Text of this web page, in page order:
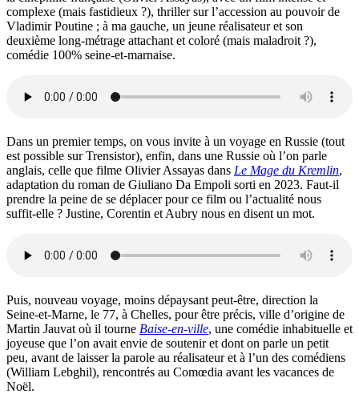
complexe (mais fastidieux ?), thriller sur l’accession au pouvoir de
Vladimir Poutine ; à ma gauche, un jeune réalisateur et son
deuxième long-métrage attachant et coloré (mais maladroit ?),
comédie 100% seine-et-marnaise.
Dans un premier temps, on vous invite à un voyage en Russie (tout
est possible sur Trensistor), enfin, dans une Russie où l’on parle
anglais, celle que filme Olivier Assayas dans Le Mage du Kremlin,
adaptation du roman de Giuliano Da Empoli sorti en 2023. Faut-il
prendre la peine de se déplacer pour ce film ou l’actualité nous
suffit-elle ? Justine, Corentin et Aubry nous en disent un mot.
Puis, nouveau voyage, moins dépaysant peut-être, direction la
Seine-et-Marne, le 77, à Chelles, pour être précis, ville d’origine de
Martin Jauvat où il tourne Baise-en-ville, une comédie inhabituelle et
joyeuse que l’on avait envie de soutenir et dont on parle un petit
peu, avant de laisser la parole au réalisateur et à l’un des comédiens
(William Lebghil), rencontrés au Comœdia avant les vacances de
Noël.